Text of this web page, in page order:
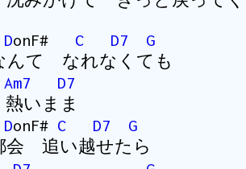
DonF# C D7
G
んて なれなくても
Am7
D7
いまま
DonF# C D7
G
会 追い越せたら